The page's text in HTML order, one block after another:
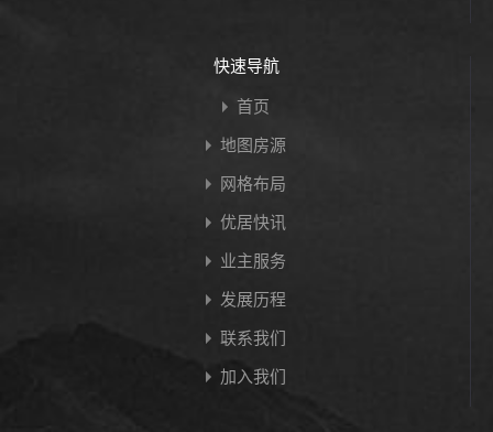
快速导航
首页
地图房源
网格布局
优居快讯
业主服务
发展历程
联系我们
加入我们